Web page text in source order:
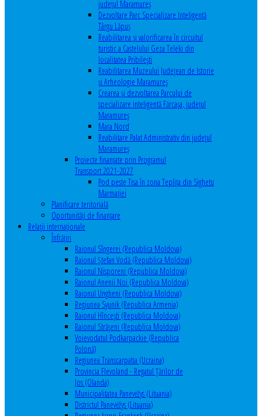
județul Maramureș
Dezvoltare Parc Specializare Inteligentă
Târgu Lăpuș
Reabilitarea și valorificarea în circuitul
turistic a Castelului Geza Teleki din
localitatea Pribilești
Reabilitarea Muzeului Județean de Istorie
și Arheologie Maramureș
Crearea și dezvoltarea Parcului de
specializare inteligentă Fărcașa, județul
Maramureș
Mara Nord
Reabilitare Palat Administrativ din județul
Maramureș
Proiecte finanțate prin Programul
Transport 2021-2027
Pod peste Tisa în zona Teplița din Sighetu
Marmației
Planificare teritorială
Oportunităţi de finanţare
Relaţii internaţionale
Înfrăţiri
Raionul Sîngerei (Republica Moldova)
Raionul Ștefan Vodă (Republica Moldova)
Raionul Nisporeni (Republica Moldova)
Raionul Anenii Noi (Republica Moldova)
Raionul Ungheni (Republica Moldova)
Regiunea Syunik (Republica Armenia)
Raionul Hîncești (Republica Moldova)
Raionul Străşeni (Republica Moldova)
Voievodatul Podkarpackie (Republica
Polonă)
Regiunea Transcarpatia (Ucraina)
Provincia Flevoland - Regatul Ţărilor de
Jos (Olanda)
Municipalitatea Panevėžys (Lituania)
Districtul Panevėžys (Lituania)